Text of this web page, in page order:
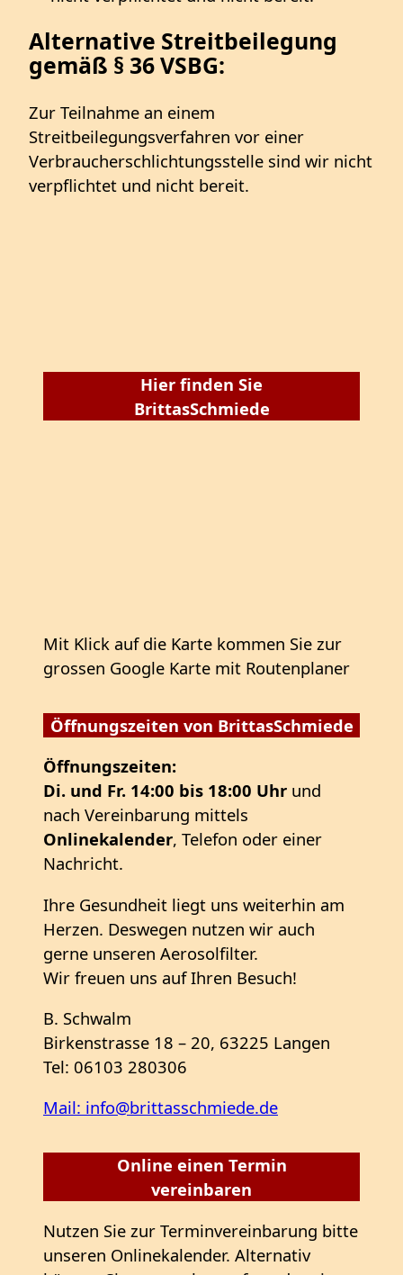
Alternative Streitbeilegung
gemäß § 36 VSBG:
Zur Teilnahme an einem
Streitbeilegungsverfahren vor einer
Verbraucherschlichtungsstelle sind wir nicht
verpflichtet und nicht bereit.
Hier finden Sie
BrittasSchmiede
Mit Klick auf die Karte kommen Sie zur
grossen Google Karte mit Routenplaner
Öffnungszeiten von BrittasSchmiede
Öffnungszeiten:
Di. und Fr. 14:00 bis 18:00 Uhr und
nach Vereinbarung mittels
Onlinekalender, Telefon oder einer
Nachricht.
Ihre Gesundheit liegt uns weiterhin am
Herzen. Deswegen nutzen wir auch
gerne unseren Aerosolfilter.
Wir freuen uns auf Ihren Besuch!
B. Schwalm
Birkenstrasse 18 – 20, 63225 Langen
Tel: 06103 280306
Mail: info@brittasschmiede.de
Online einen Termin
vereinbaren
Nutzen Sie zur Terminvereinbarung bitte
unseren Onlinekalender. Alternativ